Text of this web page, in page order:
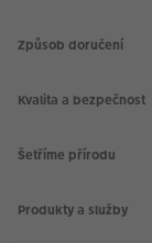
Způsob doručení
Kvalita a bezpečnost
Šetříme přírodu
Produkty a služby